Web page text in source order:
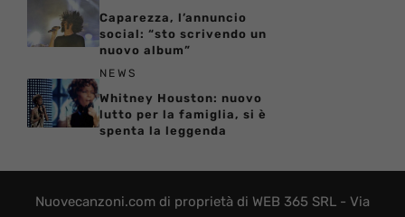
Caparezza, l’annuncio
social: “sto scrivendo un
nuovo album”
NEWS
Whitney Houston: nuovo
lutto per la famiglia, si è
spenta la leggenda
Nuovecanzoni.com di proprietà di WEB 365 SRL - Via